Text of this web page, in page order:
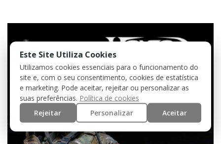
Este Site Utiliza Cookies
Utilizamos cookies essenciais para o funcionamento do
site e, com o seu consentimento, cookies de estatística
e marketing. Pode aceitar, rejeitar ou personalizar as
suas preferências. Política de cookies
Rejeitar
Personalizar Aceitar